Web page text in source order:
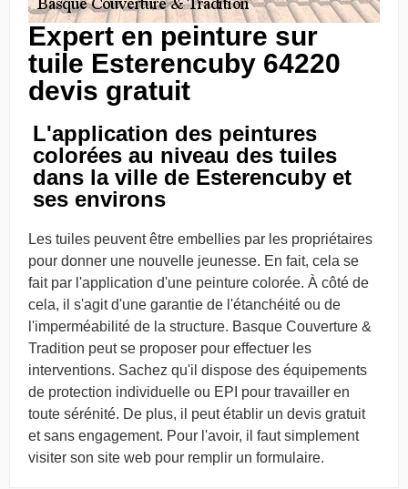
Expert en peinture sur
tuile Esterencuby 64220
devis gratuit
L'application des peintures
colorées au niveau des tuiles
dans la ville de Esterencuby et
ses environs
Les tuiles peuvent être embellies par les propriétaires
pour donner une nouvelle jeunesse. En fait, cela se
fait par l'application d'une peinture colorée. À côté de
cela, il s'agit d'une garantie de l'étanchéité ou de
l'imperméabilité de la structure. Basque Couverture &
Tradition peut se proposer pour effectuer les
interventions. Sachez qu'il dispose des équipements
de protection individuelle ou EPI pour travailler en
toute sérénité. De plus, il peut établir un devis gratuit
et sans engagement. Pour l'avoir, il faut simplement
visiter son site web pour remplir un formulaire.